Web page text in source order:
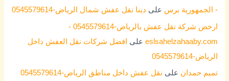
- الجمهورية برس على دينا نقل عفش شمال الرياض-0545579614
ارخص شركة نقل عفش بالرياض-0545579614 -
eslsahelzahaaby.com على
افضل شركات نقل العفش داخل
الرياض-0545579614
تميم حمدان على نقل عفش داخل مناطق الرياض-0545579614